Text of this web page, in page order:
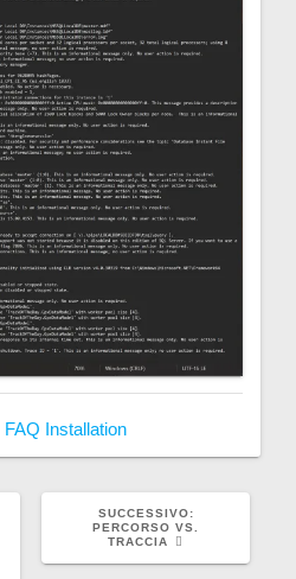
FAQ Installation
SUCCESSIVO:ARTICOLO
SUCCESSIVO:
PERCORSO VS.
TRACCIA